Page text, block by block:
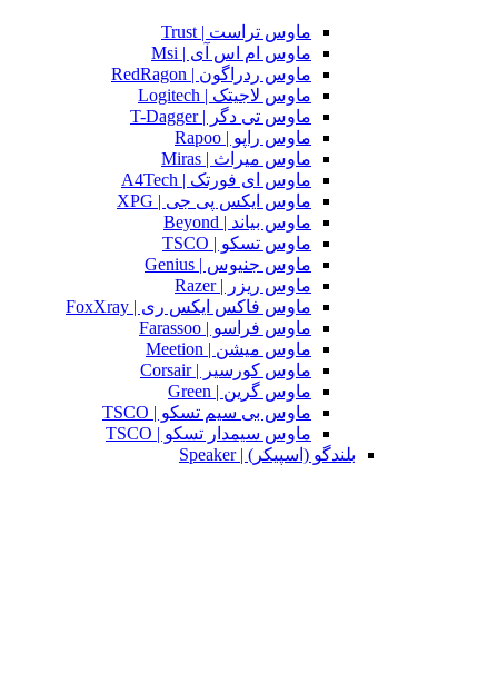
ماوس تراست | Trust
ماوس ام اس آی | Msi
ماوس ردراگون | RedRagon
ماوس لاجیتک | Logitech
ماوس تی دگر | T-Dagger
ماوس راپو | Rapoo
ماوس میراث | Miras
ماوس ای فورتک | A4Tech
ماوس ایکس پی جی | XPG
ماوس بیاند | Beyond
ماوس تسکو | TSCO
ماوس جنیوس | Genius
ماوس ریزر | Razer
ماوس فاکس ایکس ری | FoxXray
ماوس فراسو | Farassoo
ماوس میشن | Meetion
ماوس کورسیر | Corsair
ماوس گرین | Green
ماوس بی سیم تسکو | TSCO
ماوس سیمدار تسکو | TSCO
بلندگو (اسپیکر) | Speaker